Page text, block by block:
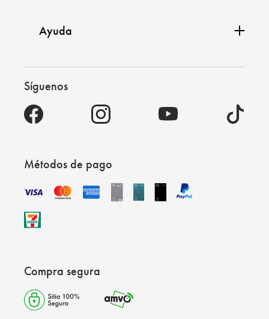
Ayuda
Síguenos
Métodos de pago
Compra segura